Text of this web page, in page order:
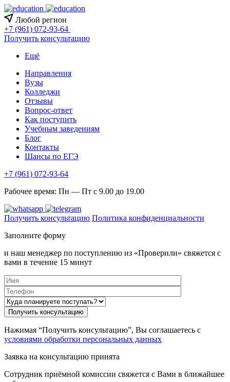
Любой регион
+7 (961) 072-93-64
Получить консультацию
Ещё
Направления
Вузы
Колледжи
Отзывы
Вопрос-ответ
Как поступить
Учебным заведениям
Блог
Контакты
Шансы по ЕГЭ
+7 (961) 072-93-64
Рабочее время: Пн — Пт с 9.00 до 19.00
Получить консультацию Политика конфиденциальности
Заполните форму
и наш менеджер по поступлению из «Проверили» свяжется с
вами в течение 15 минут
Нажимая “Получить консультацию”, Вы соглашаетесь с
условиями обработки персональных данных
Заявка на консультацию принята
Сотрудник приёмной комиссии свяжется с Вами в ближайшее